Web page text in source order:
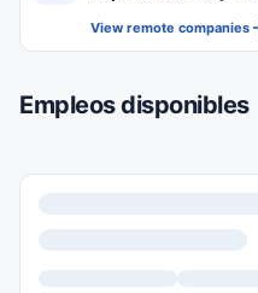
View remote companies
Empleos disponibles